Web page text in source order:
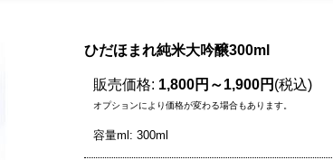
ひだほまれ純米大吟醸300ml
販売価格: 1,800円～1,900円 (税込)
オプションにより価格が変わる場合もあります。
容量ml : 300ml